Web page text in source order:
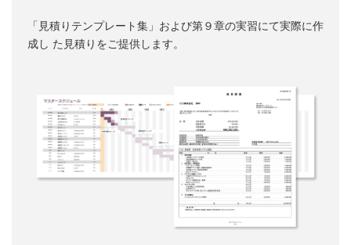
「見積りテンプレート集」および第９章の実習にて実際に作
成し た見積りをご提供します。